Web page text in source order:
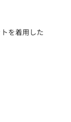
を着用した